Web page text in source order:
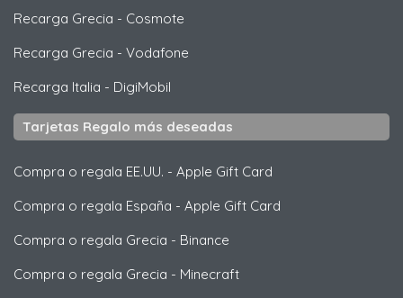
Recarga Grecia - Cosmote
Recarga Grecia - Vodafone
Recarga Italia - DigiMobil
Tarjetas Regalo más deseadas
Compra o regala EE.UU. - Apple Gift Card
Compra o regala España - Apple Gift Card
Compra o regala Grecia - Binance
Compra o regala Grecia - Minecraft